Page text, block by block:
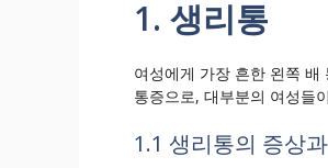
1. 생리통
여성에게 가장 흔한 왼쪽
통증으로, 대부분의 여성들
1.1 생리통의 증상